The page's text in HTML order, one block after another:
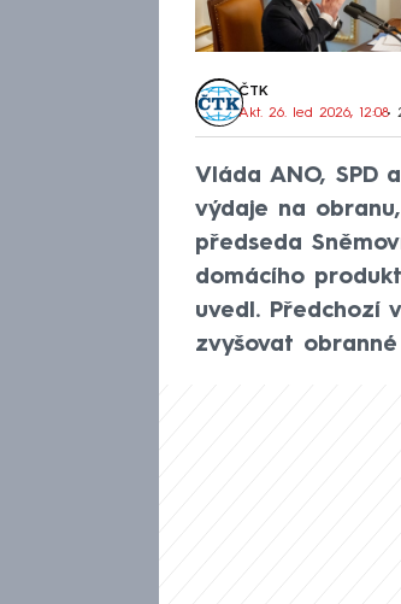
ČTK
Akt. 26. led 2026, 12:08•
Vláda ANO, SPD
výdaje na
předseda
domácího
uvedl. Předchozí
zvyšovat